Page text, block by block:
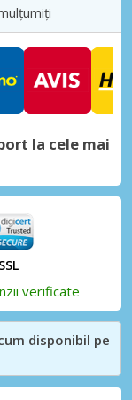
la cele mai
SSL
verificate
disponibil pe